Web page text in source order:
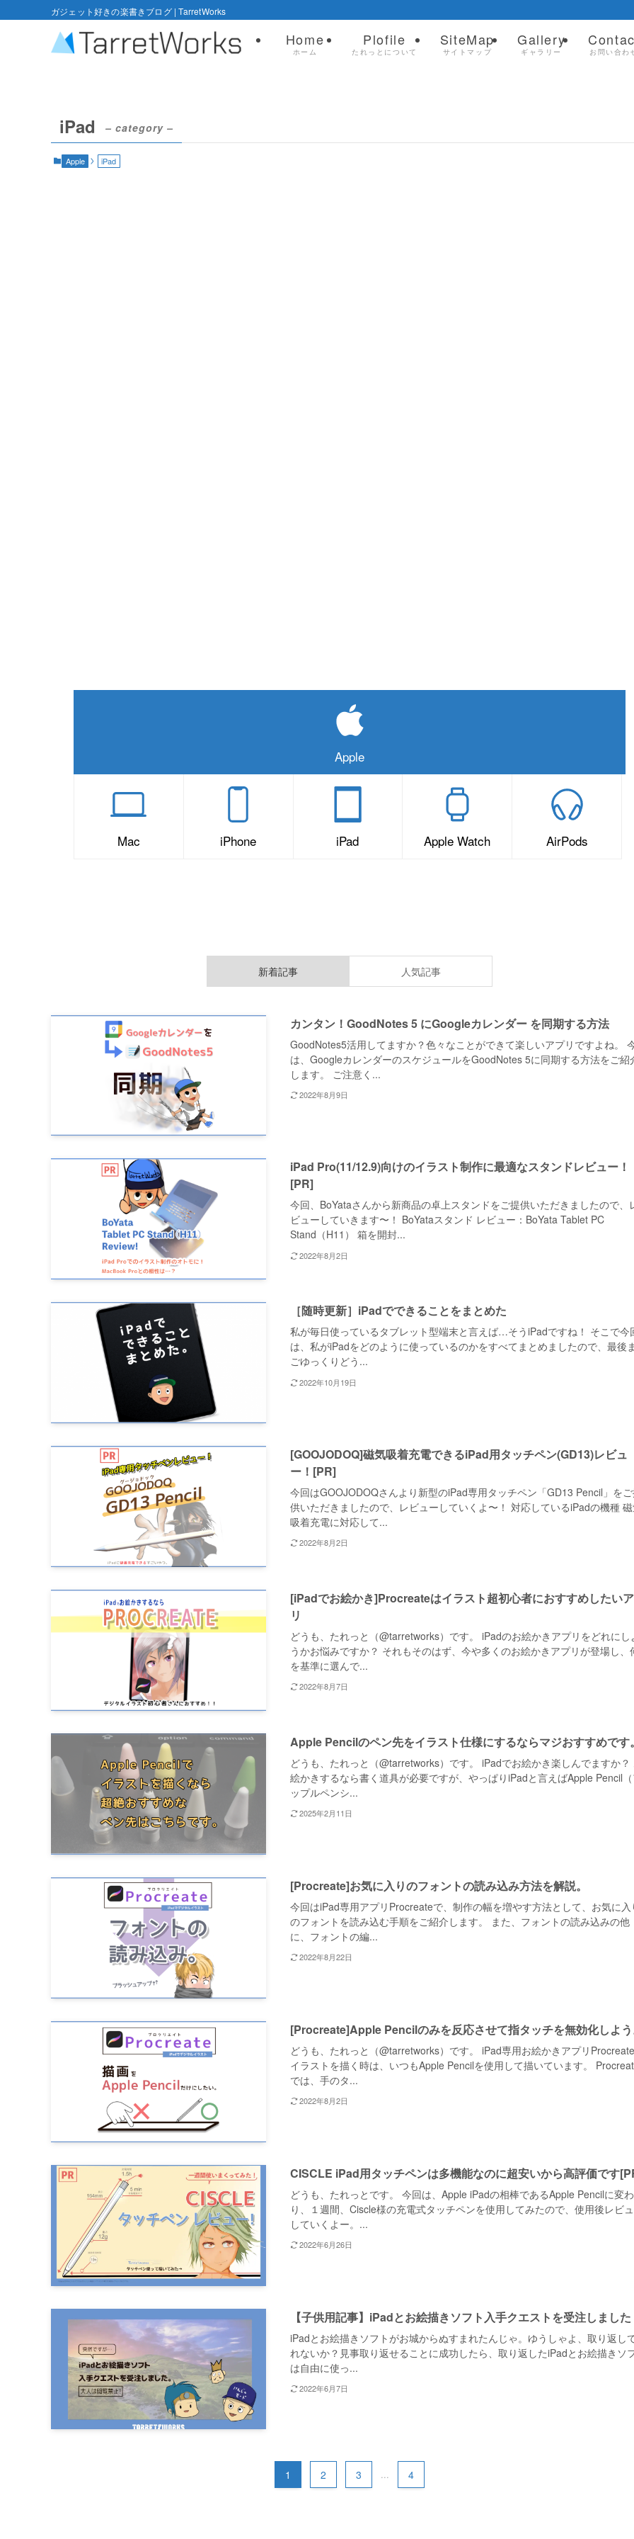
ガジェット好きの楽書きブログ | TarretWorks
Home
ホーム
Plofile
たれっとについて
SiteMap
サイトマップ
Gallery
ギャラリー お問い合わ
iPad – category –
Apple iPad
Apple
Mac iPhone iPad Apple Watch AirPods
新着記事 人気記事
カンタン！GoodNotes 5 にGoogleカレンダー を同期する方法
GoodNotes5活用してますか？色々なことができて楽しいアプリですよね。
は、GoogleカレンダーのスケジュールをGoodNotes 5に同期する方法をご紹
します。 ご注意く...
2022年8月9日
iPad Pro(11/12.9)向けのイラスト制作に最適なスタンドレビュー！
[PR]
今回、BoYataさんから新商品の卓上スタンドをご提供いただきましたので、
ビューしていきます〜！ BoYataスタンド レビュー：BoYata Tablet PC
Stand（H11） 箱を開封...
2022年8月2日
［随時更新］iPadでできることをまとめた
私が毎日使っているタブレット型端末と言えば…そうiPadですね！ そこで今
は、私がiPadをどのように使っているのかをすべてまとめましたので、最後
ごゆっくりどう...
2022年10月19日
[GOOJODOQ]磁気吸着充電できるiPad用タッチペン(GD13)レビュ
ー！[PR]
今回はGOOJODOQさんより新型のiPad専用タッチペン「GD13 Pencil」を
供いただきましたので、レビューしていくよ〜！ 対応しているiPadの機種
吸着充電に対応して...
2022年8月2日
[iPadでお絵かき]Procreateはイラスト超初心者におすすめしたい
リ
どうも、たれっと（@tarretworks）です。 iPadのお絵かきアプリをどれにし
うかお悩みですか？ それもそのはず、今や多くのお絵かきアプリが登場し、
を基準に選んで...
2022年8月7日
Apple Pencilのペン先をイラスト仕様にするならマジおすすめです。
どうも、たれっと（@tarretworks）です。 iPadでお絵かき楽しんでますか？
絵かきするなら書く道具が必要ですが、やっぱりiPadと言えばApple Pencil
ップルペンシ...
2025年2月11日
[Procreate]お気に入りのフォントの読み込み方法を解説。
今回はiPad専用アプリProcreateで、制作の幅を増やす方法として、お気に入
のフォントを読み込む手順をご紹介します。 また、フォントの読み込みの他
に、フォントの編...
2022年8月22日
[Procreate]Apple Pencilのみを反応させて指タッチを無効化しよう
どうも、たれっと（@tarretworks）です。 iPad専用お絵かきアプリ
イラストを描く時は、いつもApple Pencilを使用して描いています。
では、手のタ...
2022年8月2日
CISCLE iPad用タッチペンは多機能なのに超安いから高評価です
どうも、たれっとです。 今回は、Apple iPadの相棒であるApple Pencilに変わ
り、１週間、Ciscle様の充電式タッチペンを使用してみたので、使用後レビ
していくよー。...
2022年6月26日
【子供用記事】iPadとお絵描きソフト入手クエストを受注しました
iPadとお絵描きソフトがお城からぬすまれたんじゃ。ゆうしゃよ、取り返し
れないか？見事取り返せることに成功したら、取り返したiPadとお絵描きソ
は自由に使っ...
2022年6月7日
1 2 3 ... 4